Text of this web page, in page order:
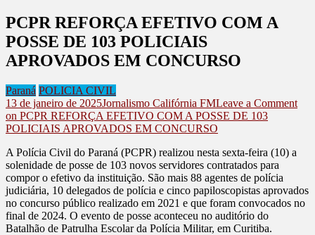
PCPR REFORÇA EFETIVO COM A
POSSE DE 103 POLICIAIS
APROVADOS EM CONCURSO
Paraná POLICIA CIVIL
13 de janeiro de 2025Jornalismo Califórnia FMLeave a Comment
on PCPR REFORÇA EFETIVO COM A POSSE DE 103
POLICIAIS APROVADOS EM CONCURSO
A Polícia Civil do Paraná (PCPR) realizou nesta sexta-feira (10) a
solenidade de posse de 103 novos servidores contratados para
compor o efetivo da instituição. São mais 88 agentes de polícia
judiciária, 10 delegados de polícia e cinco papiloscopistas aprovados
no concurso público realizado em 2021 e que foram convocados no
final de 2024. O evento de posse aconteceu no auditório do
Batalhão de Patrulha Escolar da Polícia Militar, em Curitiba.